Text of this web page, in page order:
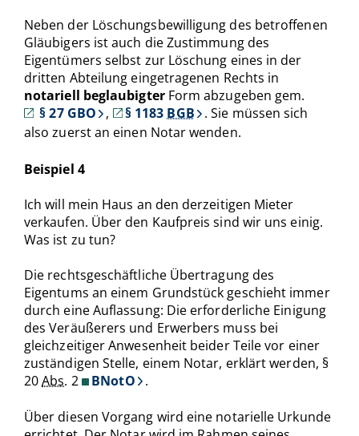
Neben der Löschungsbewilligung des betroffenen
Gläubigers ist auch die Zustimmung des
Eigentümers selbst zur Löschung eines in der
dritten Abteilung eingetragenen Rechts in
notariell beglaubigterForm abzugeben gem.
§ 27 GBO
, § 1183 BGB
. Sie müssen sich
also zuerst an einen Notar wenden.
Beispiel 4
Ich will mein Haus an den derzeitigen Mieter
verkaufen. Über den Kaufpreis sind wir uns einig.
Was ist zu tun?
Die rechtsgeschäftliche Übertragung des
Eigentums an einem Grundstück geschieht immer
durch eine Auflassung: Die erforderliche Einigung
des Veräußerers und Erwerbers muss bei
gleichzeitiger Anwesenheit beider Teile vor einer
zuständigen Stelle, einem Notar, erklärt werden, §
20Abs. 2 BNotO .
Über diesen Vorgang wird eine notarielle Urkunde